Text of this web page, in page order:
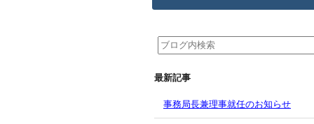
最新記事
事務局長兼理事就任のお知らせ